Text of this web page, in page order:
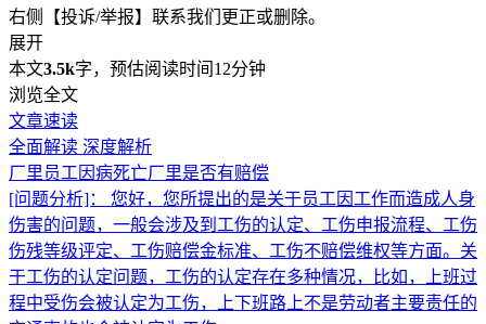
右侧【投诉/举报】联系我们更正或删除。
展开
本文3.5k字，预估阅读时间12分钟
浏览全文
文章速读
全面解读 深度解析
厂里员工因病死亡厂里是否有赔偿
[问题分析]：
您好，您所提出的是关于员工因工作而造成人身
伤害的问题，一般会涉及到工伤的认定、工伤申报流程、工伤
伤残等级评定、工伤赔偿金标准、工伤不赔偿维权等方面。关
于工伤的认定问题，工伤的认定存在多种情况，比如，上班过
程中受伤会被认定为工伤，上下班路上不是劳动者主要责任的